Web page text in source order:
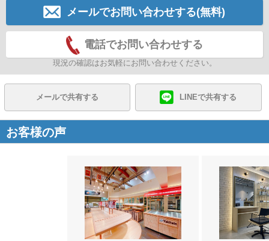
メールでお問い合わせする(無料)
電話でお問い合わせする
現況の確認はお気軽にお問い合わせください。
メールで共有する LINEで共有する
お客様の声